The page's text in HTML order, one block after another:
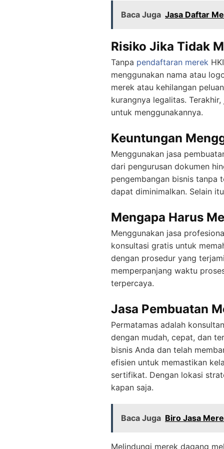
Baca Juga Jasa Daftar
Risiko Jika Tidak
Tanpa pendaftaran merek
menggunakan nama atau
merek atau kehilangan
kurangnya legalitas.
untuk menggunakannya.
Keuntungan
Menggunakan jasa
dari pengurusan dokumen
pengembangan bisnis tanpa
dapat diminimalkan. Selain
Mengapa Harus
Menggunakan jasa
konsultasi gratis untuk
dengan prosedur yang
memperpanjang waktu
terpercaya.
Jasa Pembuatan
Permatamas adalah
dengan mudah, cepat, dan
bisnis Anda dan telah
efisien untuk memastikan
sertifikat. Dengan lokasi
kapan saja.
Baca Juga Biro Jasa
Melindungi merek dagang